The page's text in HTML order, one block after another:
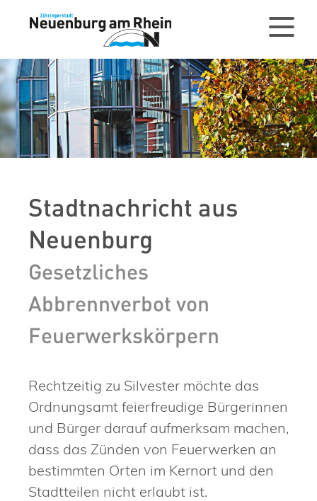
Gesetzliches
Abbrennverbot von
Feuerwerkskörpern
Rechtzeitig zu Silvester möchte das
Ordnungsamt feierfreudige Bürgerinnen
und Bürger darauf aufmerksam machen,
dass das Zünden von Feuerwerken an
bestimmten Orten im Kernort und den
Stadtteilen nicht erlaubt ist.